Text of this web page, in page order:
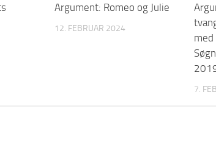
Argument: Romeo og Julie
12. FEBRUAR 2024
7.